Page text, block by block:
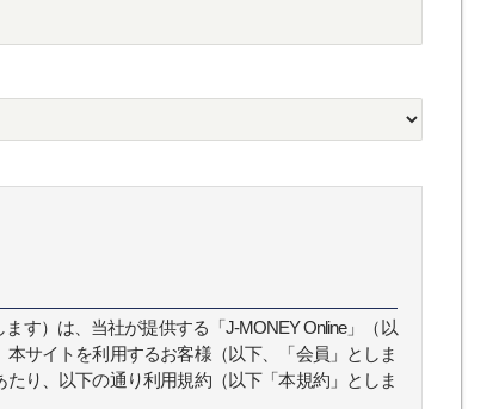
す）は、当社が提供する「J-MONEY Online」（以
サイトを利用するお客様（以下、「会員」としま
り、以下の通り利用規約（以下「本規約」としま